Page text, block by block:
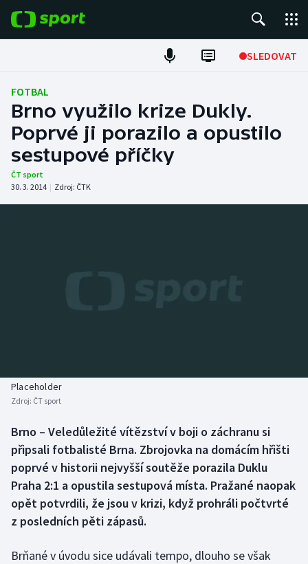
SLEDOVAT
Fotbal
Hokej
Tenis
Atletika
Biatlon
Box
Curling
Dostihy
Florbal
Aplikace ČT sport
FOTBAL
Brno využilo krize Dukly.
Poprvé ji porazilo a opustilo
sestupové příčky
ČT sport
30. 3. 2014 | Zdroj: ČTK
Placeholder
Zdroj: ČT sport
Brno – Veledůležité vítězství v boji o záchranu si
připsali fotbalisté Brna. Zbrojovka na domácím hřišti
poprvé v historii nejvyšší soutěže porazila Duklu
Praha 2:1 a opustila sestupová místa. Pražané naopak
opět potvrdili, že jsou v krizi, když prohráli počtvrté
z posledních pěti zápasů.
Brňané v úvodu sice udávali tempo, dlouho se však